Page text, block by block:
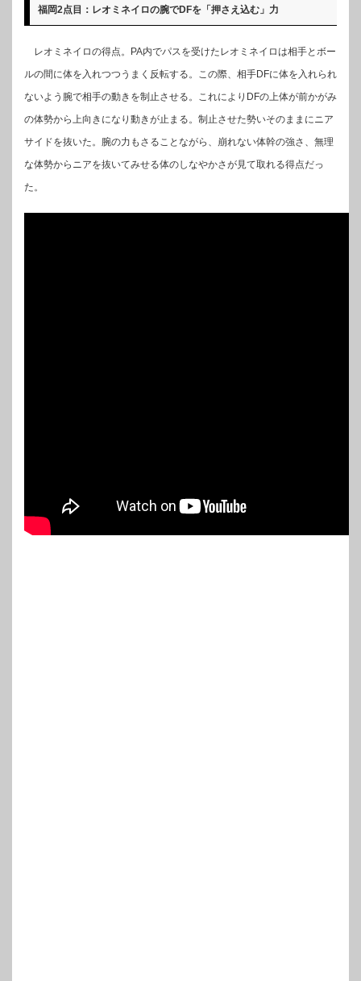
福岡2点目：レオミネイロの腕でDFを「押さえ込む」力
レオミネイロの得点。PA内でパスを受けたレオミネイロは相手とボー
ルの間に体を入れつつうまく反転する。この際、相手DFに体を入れられ
ないよう腕で相手の動きを制止させる。これによりDFの上体が前かがみ
の体勢から上向きになり動きが止まる。制止させた勢いそのままにニア
サイドを抜いた。腕の力もさることながら、崩れない体幹の強さ、無理
な体勢からニアを抜いてみせる体のしなやかさが見て取れる得点だっ
た。